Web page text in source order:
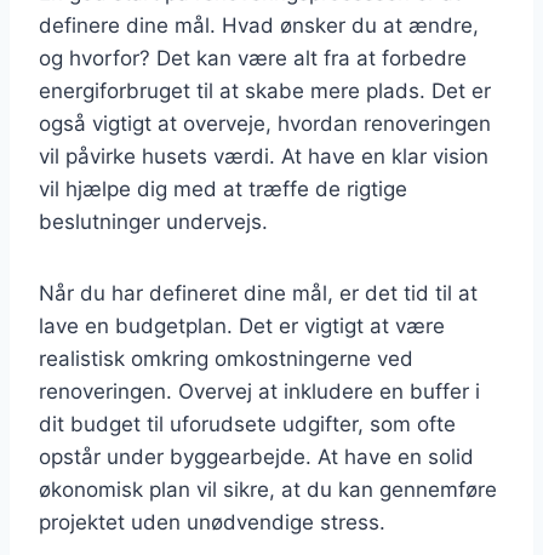
definere dine mål. Hvad ønsker du at ændre,
og hvorfor? Det kan være alt fra at forbedre
energiforbruget til at skabe mere plads. Det er
også vigtigt at overveje, hvordan renoveringen
vil påvirke husets værdi. At have en klar vision
vil hjælpe dig med at træffe de rigtige
beslutninger undervejs.
Når du har defineret dine mål, er det tid til at
lave en budgetplan. Det er vigtigt at være
realistisk omkring omkostningerne ved
renoveringen. Overvej at inkludere en buffer i
dit budget til uforudsete udgifter, som ofte
opstår under byggearbejde. At have en solid
økonomisk plan vil sikre, at du kan gennemføre
projektet uden unødvendige stress.